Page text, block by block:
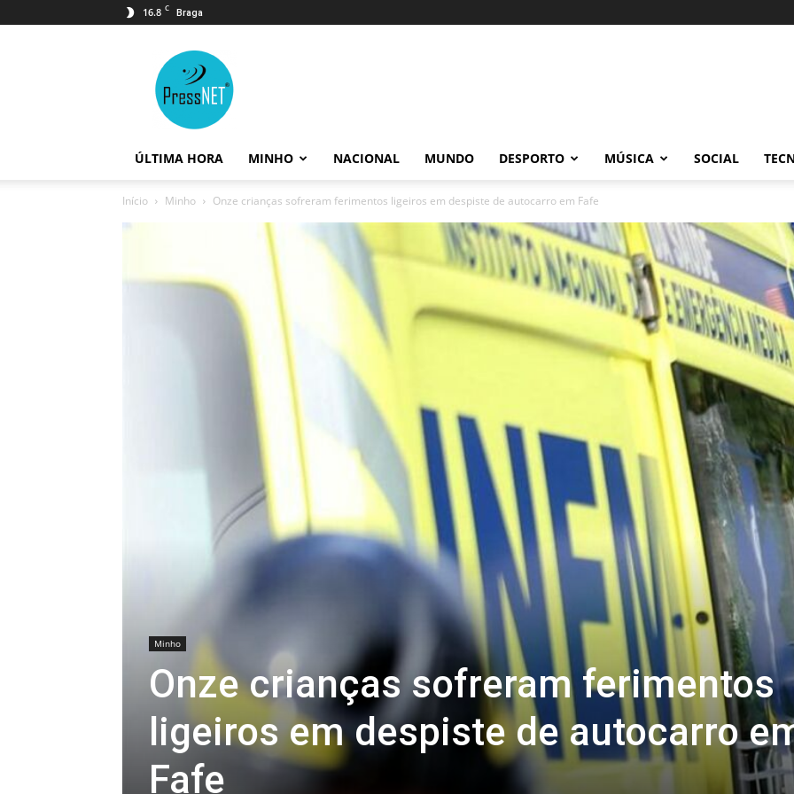
16.8 C Braga
ÚLTIMA HORA MINHO NACIONAL MUNDO DESPORTO MÚSICA SOCIAL
Início Minho Onze crianças sofreram ferimentos ligeiros em despiste de autocarro em Fafe
Minho
Onze crianças sofreram ferimentos
ligeiros em despiste de autocarro
Fafe